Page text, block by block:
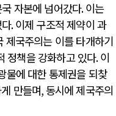
자본에 넘어갔다.이는
.이제 구조적 제약이 과
제국주의는 이를 타개하기
정책을 강화하고 있다.이
물에 대한 통제권을 되찾
만들며, 동시에 제국주의